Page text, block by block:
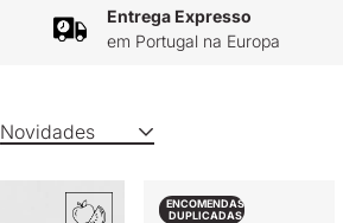
Entrega Expresso
em Portugal na Europa
Novidades
ENCOMENDAS
DUPLICADAS